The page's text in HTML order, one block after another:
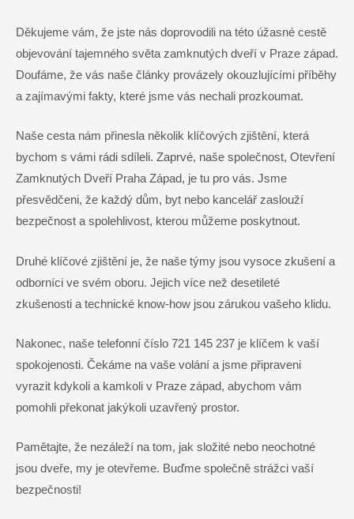
Děkujeme vám, ⁣že ​jste nás​ doprovodili na této úžasné ⁣cestě
objevování tajemného světa zamknutých dveří v ⁢Praze západ.‌
Doufáme,⁣ že vás naše články provázely okouzlujícími příběhy
a zajímavými fakty, které jsme vás nechali prozkoumat.
Naše cesta nám ​přinesla ​několik klíčových⁤ zjištění, která
bychom ⁣s vámi rádi‍ sdíleli. Zaprvé, naše společnost, ⁢Otevření
Zamknutých Dveří Praha ‌Západ,⁢ je tu pro⁤ vás. Jsme
přesvědčeni, že každý dům, ⁤byt nebo kancelář zaslouží
bezpečnost a spolehlivost, kterou můžeme ⁣poskytnout.
Druhé klíčové zjištění je, ‌že naše týmy jsou‌ vysoce zkušení a
odborníci ve⁣ svém oboru. ⁣Jejich více než desetileté
⁣zkušenosti ‌a technické know-how jsou zárukou⁣ vašeho⁣ klidu.
Nakonec, naše telefonní číslo ⁣721 145 237 je klíčem ​k vaší
spokojenosti. Čekáme⁢ na vaše ⁤volání a‌ jsme připraveni
vyrazit kdykoli a kamkoli⁢ v Praze západ, ​abychom vám
pomohli překonat ⁢jakýkoli uzavřený ‌prostor.
Pamětajte, ​že ⁢nezáleží na tom, jak složité nebo neochotné
jsou dveře, my je ‌otevřeme. Buďme společně strážci vaší
bezpečnosti!